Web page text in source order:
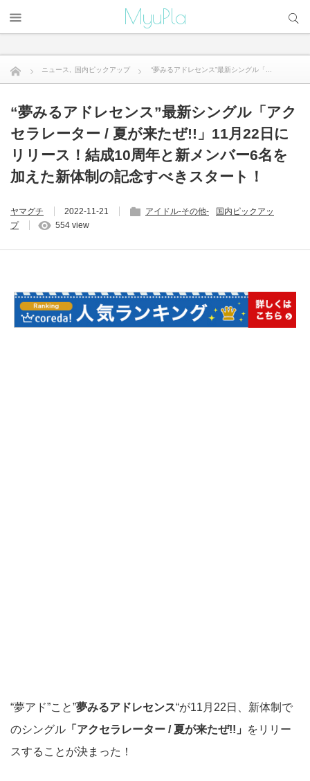
MyuPla
ニュース 国内ピックアップ “夢みるアドレセンス”最新シングル「...
“夢みるアドレセンス”最新シングル「アク
セラレーター / 夏が来たぜ!!」11月22日に
リリース！結成10周年と新メンバー6名を
加えた新体制の記念すべきスタート！
ヤマグチ 2022-11-21 アイドル-その他-
国内ピックアッ
プ
554 view
“夢アド”こと”夢みるアドレセンス“が11月22日、新体制で
のシングル 「アクセラレーター / 夏が来たぜ!!」
をリリー
スすることが決まった！